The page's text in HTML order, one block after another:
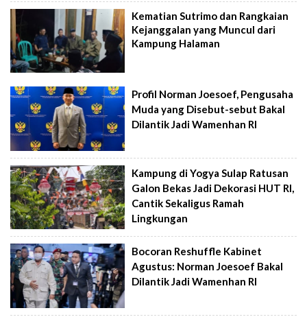
Kematian Sutrimo dan Rangkaian
Kejanggalan yang Muncul dari
Kampung Halaman
Profil Norman Joesoef, Pengusaha
Muda yang Disebut-sebut Bakal
Dilantik Jadi Wamenhan RI
Kampung di Yogya Sulap Ratusan
Galon Bekas Jadi Dekorasi HUT RI,
Cantik Sekaligus Ramah
Lingkungan
Bocoran Reshuffle Kabinet
Agustus: Norman Joesoef Bakal
Dilantik Jadi Wamenhan RI